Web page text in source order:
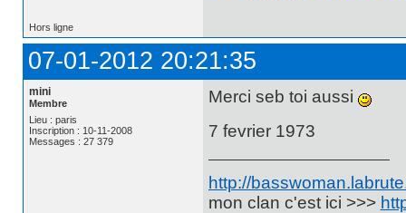
Hors ligne
07-01-2012 20:21:35
mini
Membre
Lieu : paris
Inscription : 10-11-2008
Messages : 27 379
Merci seb toi aussi
7 fevrier 1973
http://
mon clan c'est ici >>>